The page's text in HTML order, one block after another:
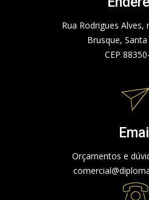
Rua Rodrigues Alves,
Brusque,
CEP
Email
Orçamentos e